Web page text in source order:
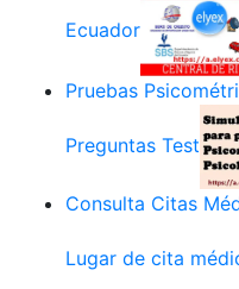
Ecuador
Pruebas
Preguntas Test
Consulta Citas
Lugar de cita